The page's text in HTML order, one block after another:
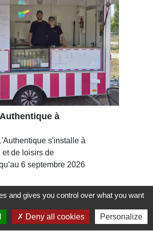
à
s'installe à
et de loisirs de
6 septembre 2026
and gives you control over what you want
Deny all cookies Personalize